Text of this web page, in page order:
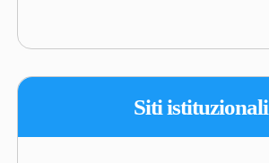
Siti istituzionali